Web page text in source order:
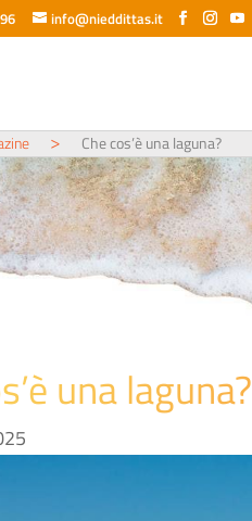
info@nieddittas.it
> Che cos’è una laguna?
una laguna?